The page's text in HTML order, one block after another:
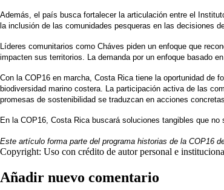
Además, el país busca fortalecer la articulación entre el
la inclusión de las comunidades pesqueras en las decisiones
Líderes comunitarios como Cháves piden un enfoque que
impacten sus territorios. La demanda por un enfoque basado
Con la COP16 en marcha, Costa Rica tiene la oportunidad de
biodiversidad marino costera. La participación activa de las
promesas de sostenibilidad se traduzcan en acciones
En la COP16, Costa Rica buscará soluciones tangibles que
Este artículo forma parte del programa historias de la COP16
Copyright: Uso con crédito de autor personal e
Añadir nuevo comentario